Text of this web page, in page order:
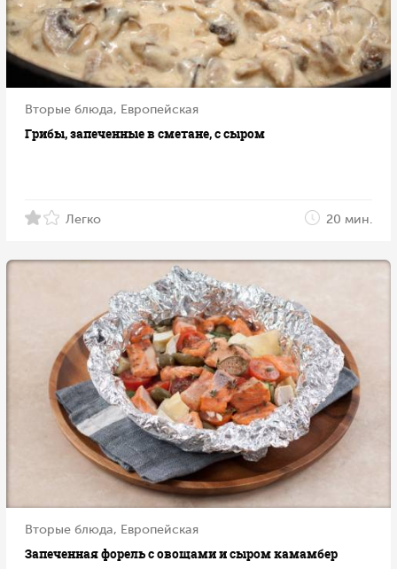
Вторые блюда, Европейская
Грибы, запеченные в сметане, с сыром
Легко 20 мин.
Вторые блюда, Европейская
Запеченная форель с овощами и сыром камамбер